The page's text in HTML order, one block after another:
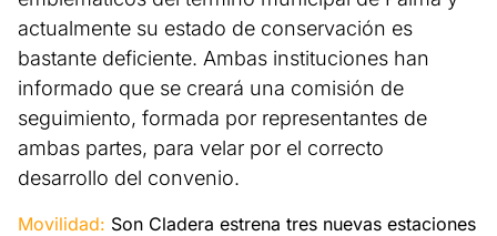
actualmente su estado de conservación es
bastante deficiente. Ambas instituciones han
informado que se creará una comisión de
seguimiento, formada por representantes de
ambas partes, para velar por el correcto
desarrollo del convenio.
Movilidad: Son Cladera estrena tres nuevas estaciones